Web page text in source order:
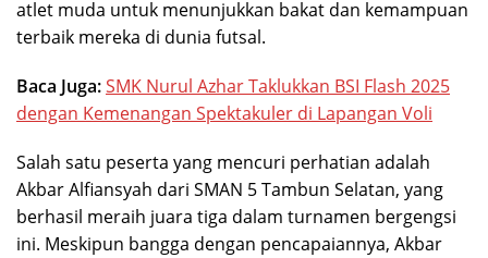
atlet muda untuk menunjukkan bakat dan kemampuan
terbaik mereka di dunia futsal.
Baca Juga:SMK Nurul Azhar Taklukkan BSI Flash 2025
dengan Kemenangan Spektakuler di Lapangan Voli
Salah satu peserta yang mencuri perhatian adalah
Akbar Alfiansyah dari SMAN 5 Tambun Selatan, yang
berhasil meraih juara tiga dalam turnamen bergengsi
ini. Meskipun bangga dengan pencapaiannya, Akbar